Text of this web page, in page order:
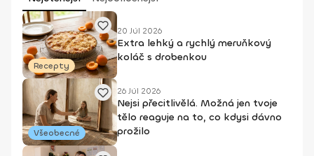
Recepty
20 Júl 2026
Extra lehký a rychlý meruňkový
koláč s drobenkou
Všeobecné
26 Júl 2026
Nejsi přecitlivělá. Možná jen tvoje
tělo reaguje na to, co kdysi dávno
prožilo